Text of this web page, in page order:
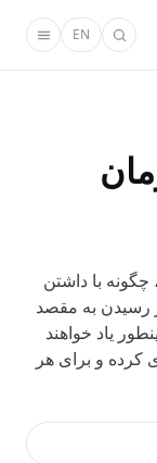
EN
با داشتن
رسیدن به مقصد
یاد خواهند
کرده و برای هر